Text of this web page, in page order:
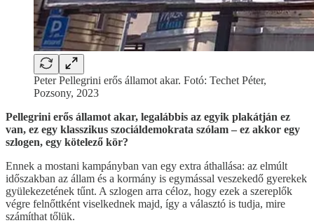
Peter Pellegrini erős államot akar. Fotó: Techet Péter,
Pozsony, 2023
Pellegrini erős államot akar, legalábbis az egyik plakátján ez
van, ez egy klasszikus szociáldemokrata szólam – ez akkor egy
szlogen, egy kötelező kör?
Ennek a mostani kampányban van egy extra áthallása: az elmúlt
időszakban az állam és a kormány is egymással veszekedő gyerekek
gyülekezetének tűnt. A szlogen arra céloz, hogy ezek a szereplők
végre felnőttként viselkednek majd, így a választó is tudja, mire
számíthat tőlük.